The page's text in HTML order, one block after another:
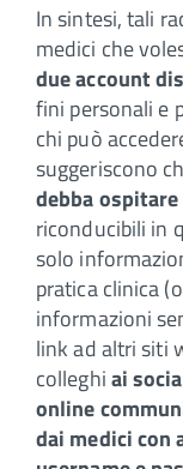
In sintesi, tali
medici che
due account
fini personali e
chi può
suggeriscono
debba
riconducibili in
solo
pratica clinica
informazioni
link ad altri siti
colleghiai
online
dai medici con